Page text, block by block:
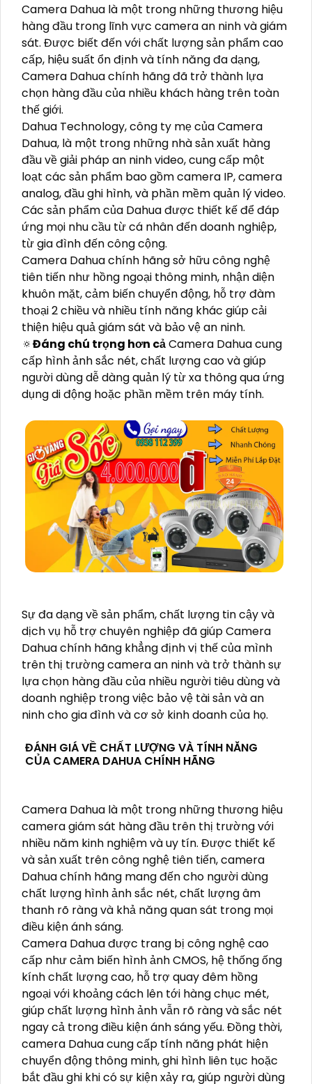
Camera Dahua là một trong những thương hiệu
hàng đầu trong lĩnh vực camera an ninh và giám
sát. Được biết đến với chất lượng sản phẩm cao
cấp, hiệu suất ổn định và tính năng đa dạng,
Camera Dahua chính hãng đã trở thành lựa
chọn hàng đầu của nhiều khách hàng trên toàn
thế giới.
Dahua Technology, công ty mẹ của Camera
Dahua, là một trong những nhà sản xuất hàng
đầu về giải pháp an ninh video, cung cấp một
loạt các sản phẩm bao gồm camera IP, camera
analog, đầu ghi hình, và phần mềm quản lý video.
Các sản phẩm của Dahua được thiết kế để đáp
ứng mọi nhu cầu từ cá nhân đến doanh nghiệp,
từ gia đình đến công cộng.
Camera Dahua chính hãng sở hữu công nghệ
tiên tiến như hồng ngoại thông minh, nhận diện
khuôn mặt, cảm biến chuyển động, hỗ trợ đàm
thoại 2 chiều và nhiều tính năng khác giúp cải
thiện hiệu quả giám sát và bảo vệ an ninh.
🔅Đáng chú trọng hơn cảCamera Dahua cung
cấp hình ảnh sắc nét, chất lượng cao và giúp
người dùng dễ dàng quản lý từ xa thông qua ứng
dụng di động hoặc phần mềm trên máy tính.
Sự đa dạng về sản phẩm, chất lượng tin cậy và
dịch vụ hỗ trợ chuyên nghiệp đã giúp Camera
Dahua chính hãng khẳng định vị thế của mình
trên thị trường camera an ninh và trở thành sự
lựa chọn hàng đầu của nhiều người tiêu dùng và
doanh nghiệp trong việc bảo vệ tài sản và an
ninh cho gia đình và cơ sở kinh doanh của họ.
ĐÁNH GIÁ VỀ CHẤT LƯỢNG VÀ TÍNH NĂNG
CỦA CAMERA DAHUA CHÍNH HÃNG
Camera Dahua là một trong những thương hiệu
camera giám sát hàng đầu trên thị trường với
nhiều năm kinh nghiệm và uy tín. Được thiết kế
và sản xuất trên công nghệ tiên tiến, camera
Dahua chính hãng mang đến cho người dùng
chất lượng hình ảnh sắc nét, chất lượng âm
thanh rõ ràng và khả năng quan sát trong mọi
điều kiện ánh sáng.
Camera Dahua được trang bị công nghệ cao
cấp như cảm biến hình ảnh CMOS, hệ thống ống
kính chất lượng cao, hỗ trợ quay đêm hồng
ngoại với khoảng cách lên tới hàng chục mét,
giúp chất lượng hình ảnh vẫn rõ ràng và sắc nét
ngay cả trong điều kiện ánh sáng yếu. Đồng thời,
camera Dahua cung cấp tính năng phát hiện
chuyển động thông minh, ghi hình liên tục hoặc
bắt đầu ghi khi có sự kiện xảy ra, giúp người dùng